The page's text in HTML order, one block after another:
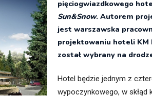
- architekt
Dawnych
Katalog produktów dla architekta
Firmy
pięciogwiazdkowego
Sun&Snow. Autorem
jest warszawska
projektowaniu hoteli KM
został wybrany na
Hotel będzie jednym z
wypoczynkowego, w